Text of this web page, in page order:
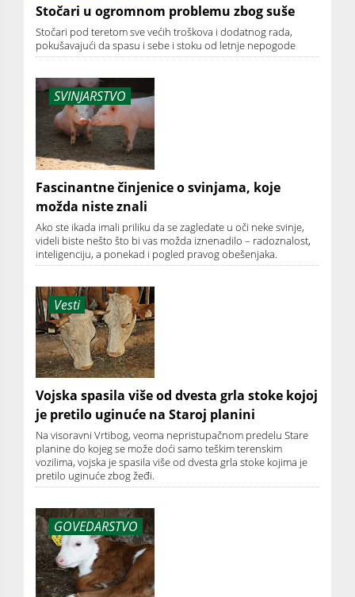
Stočari u ogromnom problemu zbog suše
Stočari pod teretom sve većih troškova i dodatnog rada,
pokušavajući da spasu i sebe i stoku od letnje nepogode
SVINJARSTVO
Fascinantne činjenice o svinjama, koje
možda niste znali
Ako ste ikada imali priliku da se zagledate u oči neke svinje,
videli biste nešto što bi vas možda iznenadilo – radoznalost,
inteligenciju, a ponekad i pogled pravog obešenjaka.
Vesti
Vojska spasila više od dvesta grla stoke kojoj
je pretilo uginuće na Staroj planini
Na visoravni Vrtibog, veoma nepristupačnom predelu Stare
planine do kojeg se može doći samo teškim terenskim
vozilima, vojska je spasila više od dvesta grla stoke kojima je
pretilo uginuće zbog žeđi.
GOVEDARSTVO